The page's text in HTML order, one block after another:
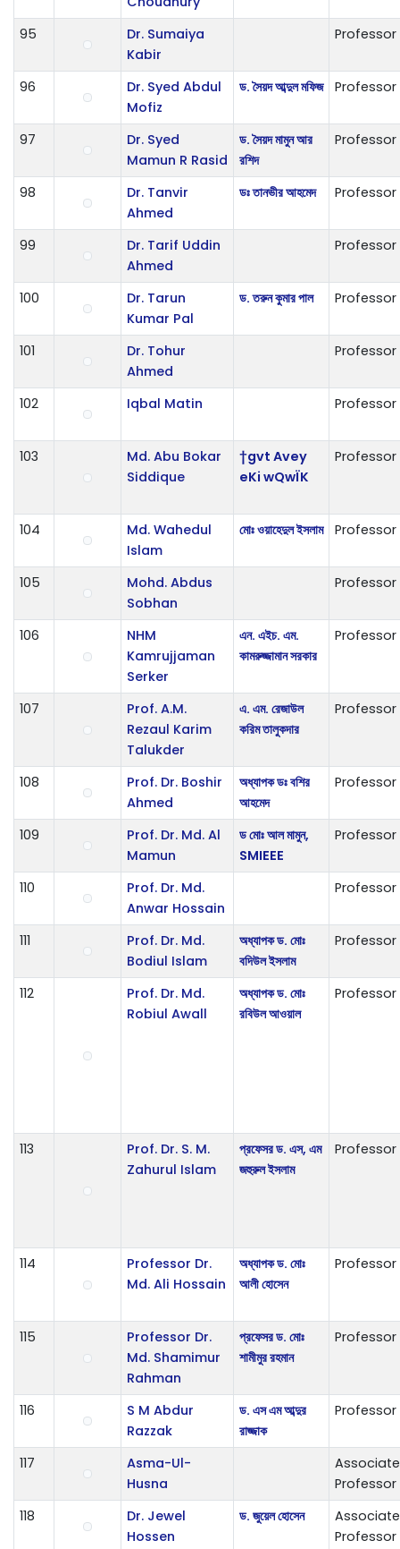
95
Dr. Sumaiya
Kabir
Professor
96
Dr. Syed Abdul
Mofiz
ড. সৈয়দ আব্দুল মফিজ Professor
97
Dr. Syed
Mamun R Rasid
ড. সৈয়দ মামুন আর
রশিদ
Professor
98
Dr. Tanvir
Ahmed
ডঃ তানভীর আহমেদ Professor
99
Dr. Tarif Uddin
Ahmed
Professor
100
Dr. Tarun
Kumar Pal
ড. তরুন কুমার পাল Professor
101
Dr. Tohur
Ahmed
Professor
102 Iqbal Matin Professor
103
Md. Abu Bokar
Siddique
†gvt Avey
eKi wQwÏK
Professor
104
Md. Wahedul
Islam
মোঃ ওয়াহেদুল ইসলাম Professor
105
Mohd. Abdus
Sobhan
Professor
106
NHM
Kamrujjaman
Serker
এন. এইচ. এম.
কামরুজ্জামান সরকার
Professor
107
Prof. A.M.
Rezaul Karim
Talukder
এ. এম. রেজাউল
করিম তালুকদার
Professor
108
Prof. Dr. Boshir
Ahmed
অধ্যাপক ডঃ বশির
আহমেদ
Professor
109
Prof. Dr. Md. Al
Mamun
ড মোঃ আল মামুন,
SMIEEE
Professor
110
Prof. Dr. Md.
Anwar Hossain
Professor
111
Prof. Dr. Md.
Bodiul Islam
অধ্যাপক ড. মোঃ
বদিউল ইসলাম
Professor
112
Prof. Dr. Md.
Robiul Awall
অধ্যাপক ড. মোঃ
রবিউল আওয়াল
Professor
113
Prof. Dr. S. M.
Zahurul Islam
প্রফেসর ড. এস, এম
জহুরুল ইসলাম
Professor
114
Professor Dr.
Md. Ali Hossain
অধ্যাপক ড. মোঃ
আলী হোসেন
Professor
115
Professor Dr.
Md. Shamimur
Rahman
প্রফেসর ড. মোঃ
শামীমুর রহমান
Professor
116
S M Abdur
Razzak
ড. এস এম আব্দুর
রাজ্জাক
Professor
117
Asma-Ul-
Husna
Associate
Professor
118
Dr. Jewel
Hossen
ড. জুয়েল হোসেন
Associate
Professor